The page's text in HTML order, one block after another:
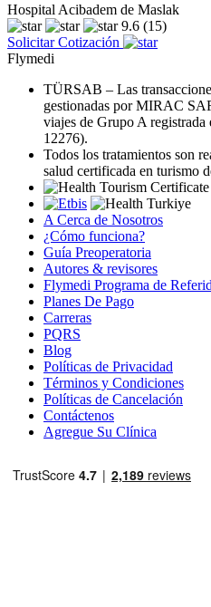
Hospital Acibadem de Maslak
9.6 (15)
Solicitar Cotización
Flymedi
TÜRSAB – Las
gestionadas por MIRAC
viajes de Grupo A
12276).
Todos los tratamientos son
salud certificada en turismo
A Cerca de Nosotros
¿Cómo funciona?
Guía Preoperatoria
Autores & revisores
Flymedi Programa de
Planes De Pago
Carreras
PQRS
Blog
Políticas de Privacidad
Términos y Condiciones
Políticas de Cancelación
Contáctenos
Agregue Su Clínica